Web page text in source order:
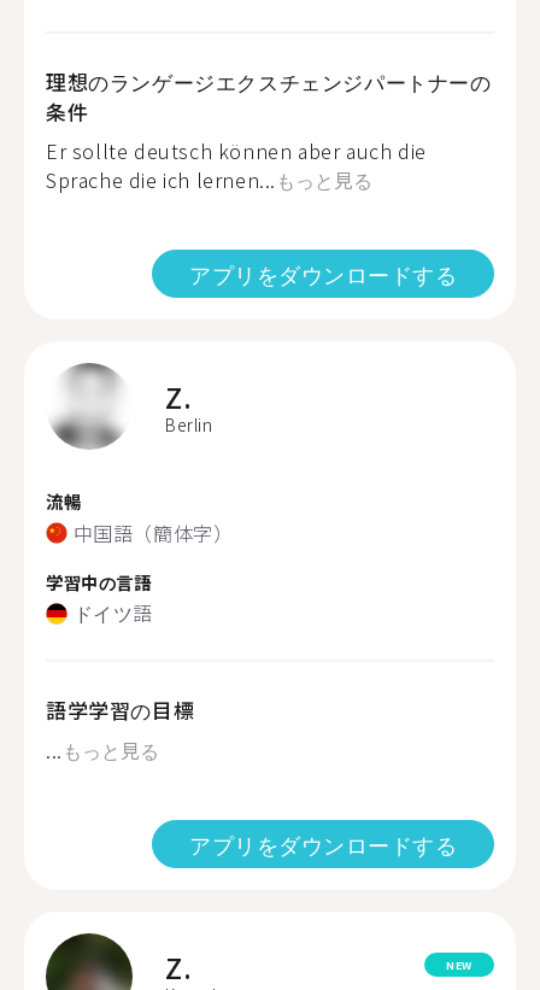
理想のランゲージエクスチェンジパートナーの
条件
Er sollte deutsch können aber auch die
Sprache die ich lernen... もっと見る
アプリをダウンロードする
Z.
Berlin
流暢
中国語（簡体字）
学習中の言語
ドイツ語
語学学習の目標
... もっと見る
アプリをダウンロードする
Z. NEW